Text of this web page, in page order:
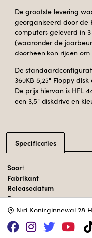
De grootste levering
georganiseerd door de
computers geleverd in
(waaronder de
doorheen kon rijden
De
360KB 5,25" Floppy
De prijs hiervan is HFL
een 3,5" diskdrive en
Specificaties
Soort
Fabrikant
Releasedatum
Processor
Geheugen
Opslag
Besturingssysteem
Nrd Koninginnewal 28